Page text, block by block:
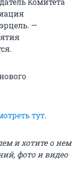
—
тут.
и хотите о нем
фото и видео